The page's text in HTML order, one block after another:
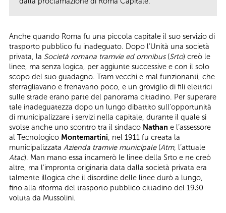
Anche quando Roma fu una piccola capitale il suo servizio di
trasporto pubblico fu inadeguato. Dopo l’Unità una società
privata, la Società romana tramvie ed omnibus(Srto) creò le
linee, ma senza logica, per aggiunte successive e con il solo
scopo del suo guadagno. Tram vecchi e mal funzionanti, che
sferragliavano e frenavano poco, e un groviglio di fili elettrici
sulle strade erano parte del panorama cittadino. Per superare
tale inadeguatezza dopo un lungo dibattito sull’opportunità
di municipalizzare i servizi nella capitale, durante il quale si
svolse anche uno scontro tra il sindaco Nathan e l’assessore
al Tecnologico Montemartini, nel 1911 fu creata la
municipalizzata Azienda tramvie municipale(Atm, l’attuale
Atac). Man mano essa incamerò le linee della Srto e ne creò
altre, ma l’impronta originaria data dalla società privata era
talmente illogica che il disordine delle linee durò a lungo,
fino alla riforma del trasporto pubblico cittadino del 1930
voluta da Mussolini.